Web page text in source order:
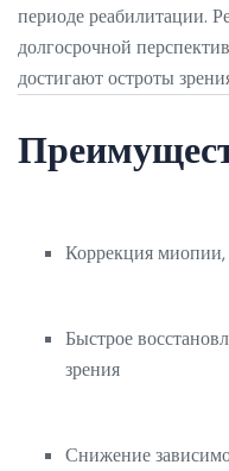
периоде реабилитации.
долгосрочной
достигают остроты
Коррекция миопии,
Быстрое
зрения
Снижение